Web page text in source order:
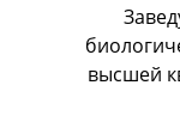
высшей